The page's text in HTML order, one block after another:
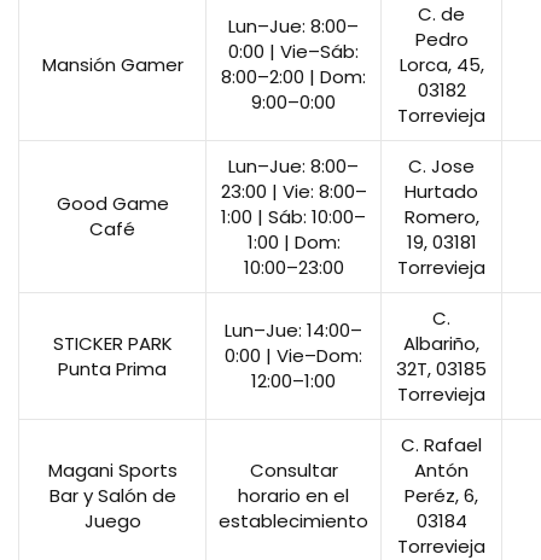
Mansión Gamer
Lun–Jue: 8:00–
0:00 | Vie–Sáb:
8:00–2:00 | Dom:
9:00–0:00
C. de
Pedro
Lorca, 45,
03182
Torrevieja
Good Game
Café
Lun–Jue: 8:00–
23:00 | Vie: 8:00–
1:00 | Sáb: 10:00–
1:00 | Dom:
10:00–23:00
C. Jose
Hurtado
Romero,
19, 03181
Torrevieja
STICKER PARK
Punta Prima
Lun–Jue: 14:00–
0:00 | Vie–Dom:
12:00–1:00
C.
Albariño,
32T, 03185
Torrevieja
Magani Sports
Bar y Salón de
Juego
Consultar
horario en el
establecimiento
C. Rafael
Antón
Peréz, 6,
03184
Torrevieja